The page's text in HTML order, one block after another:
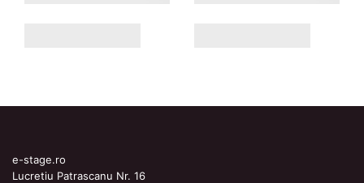
e-stage.ro
Lucretiu Patrascanu Nr. 16